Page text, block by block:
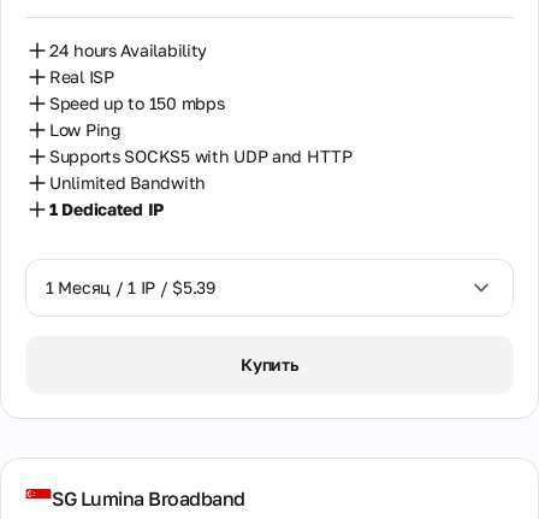
24 hours Availability
Real ISP
Speed up to 150 mbps
Low Ping
Supports SOCKS5 with UDP and HTTP
Unlimited Bandwith
1 Dedicated IP
1 Месяц / 1 IP / $5.39
Купить
SG Lumina Broadband